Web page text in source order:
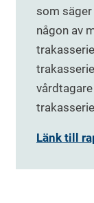
som
någon av
Länk till